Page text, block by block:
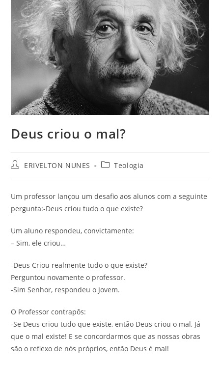
Deus criou o mal?
ERIVELTON NUNES Teologia
Um professor lançou um desafio aos alunos com a seguinte
pergunta:-Deus criou tudo o que existe?
Um aluno respondeu, convictamente:
– Sim, ele criou…
-Deus Criou realmente tudo o que existe?
Perguntou novamente o professor.
-Sim Senhor, respondeu o Jovem.
O Professor contrapôs:
-Se Deus criou tudo que existe, então Deus criou o mal, Já
que o mal existe! E se concordarmos que as nossas obras
são o reflexo de nós próprios, então Deus é mal!